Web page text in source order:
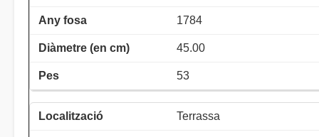
1784
45.00
53
Terrassa